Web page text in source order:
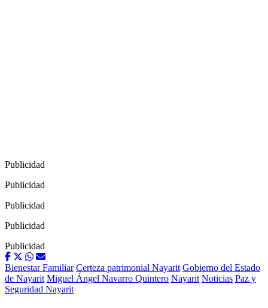
Publicidad
Publicidad
Publicidad
Publicidad
Publicidad
Bienestar Familiar Certeza patrimonial Nayarit Gobierno del Estado
de Nayarit Miguel Ángel Navarro Quintero Nayarit Noticias Paz y
Seguridad Nayarit